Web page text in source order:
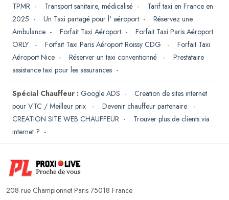
TPMR - Transport sanitaire, médicalisé - Tarif taxi en France en
2025 - Un Taxi partagé pour l' aéroport - Réservez une
Ambulance - Forfait Taxi Aéroport - Forfait Taxi Paris Aéroport
ORLY
- Forfait Taxi Paris Aéroport Roissy CDG - Forfait Taxi
Aéroport Nice - Réserver un taxi conventionné - Prestataire
assistance taxi pour les assurances -
Spécial Chauffeur : Google ADS - Creation de sites internet
pour VTC / Meilleur prix
- Devenir chauffeur partenaire
-
CREATION SITE WEB CHAUFFEUR - Trouver plus de clients via
internet ? -
208 rue Championnet Paris 75018 France